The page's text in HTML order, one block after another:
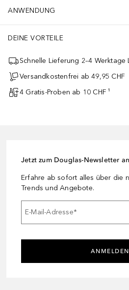
ANWENDUNG
DEINE VORTEILE
Schnelle Lieferung 2–4 Werktage
Versandkostenfrei ab 49,95 CHF
4 Gratis-Proben ab 10 CHF ¹
Jetzt zum Douglas-Newsletter
Erfahre ab sofort alles über die
Trends und Angebote.
E-Mail-Adresse*
ANMELDEN